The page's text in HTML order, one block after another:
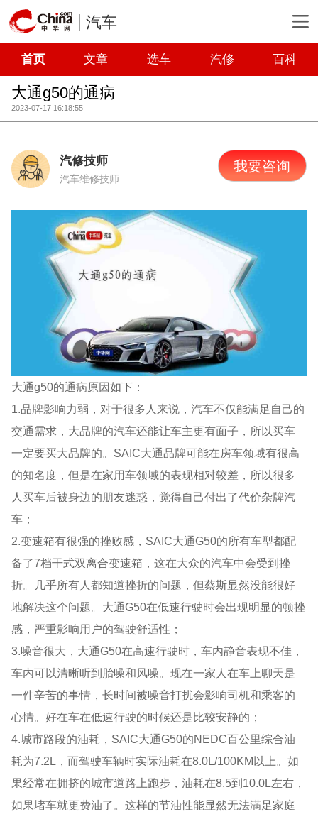
汽车
首页 文章 选车 汽修 百科
大通g50的通病
2023-07-17 16:18:55
汽修技师
汽车维修技师
我要咨询
大通g50的通病原因如下：
1.品牌影响力弱，对于很多人来说，汽车不仅能满足自己的
交通需求，大品牌的汽车还能让车主更有面子，所以买车
一定要买大品牌的。SAIC大通品牌可能在房车领域有很高
的知名度，但是在家用车领域的表现相对较差，所以很多
人买车后被身边的朋友迷惑，觉得自己付出了代价杂牌汽
车；
2.变速箱有很强的挫败感，SAIC大通G50的所有车型都配
备了7档干式双离合变速箱，这在大众的汽车中会受到挫
折。几乎所有人都知道挫折的问题，但蔡斯显然没能很好
地解决这个问题。大通G50在低速行驶时会出现明显的顿挫
感，严重影响用户的驾驶舒适性；
3.噪音很大，大通G50在高速行驶时，车内静音表现不佳，
车内可以清晰听到胎噪和风噪。现在一家人在车上聊天是
一件辛苦的事情，长时间被噪音打扰会影响司机和乘客的
心情。好在车在低速行驶的时候还是比较安静的；
4.城市路段的油耗，SAIC大通G50的NEDC百公里综合油
耗为7.2L，而驾驶车辆时实际油耗在8.0L/100KM以上。如
果经常在拥挤的城市道路上跑步，油耗在8.5到10.0L左右，
如果堵车就更费油了。这样的节油性能显然无法满足家庭